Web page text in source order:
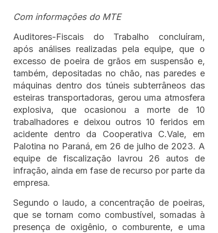
Com informações do MTE
Auditores-Fiscais do Trabalho concluíram,
após análises realizadas pela equipe, que o
excesso de poeira de grãos em suspensão e,
também, depositadas no chão, nas paredes e
máquinas dentro dos túneis subterrâneos das
esteiras transportadoras, gerou uma atmosfera
explosiva, que ocasionou a morte de 10
trabalhadores e deixou outros 10 feridos em
acidente dentro da Cooperativa C.Vale, em
Palotina no Paraná, em 26 de julho de 2023. A
equipe de fiscalização lavrou 26 autos de
infração, ainda em fase de recurso por parte da
empresa.
Segundo o laudo, a concentração de poeiras,
que se tornam como combustível, somadas à
presença de oxigênio, o comburente, e uma